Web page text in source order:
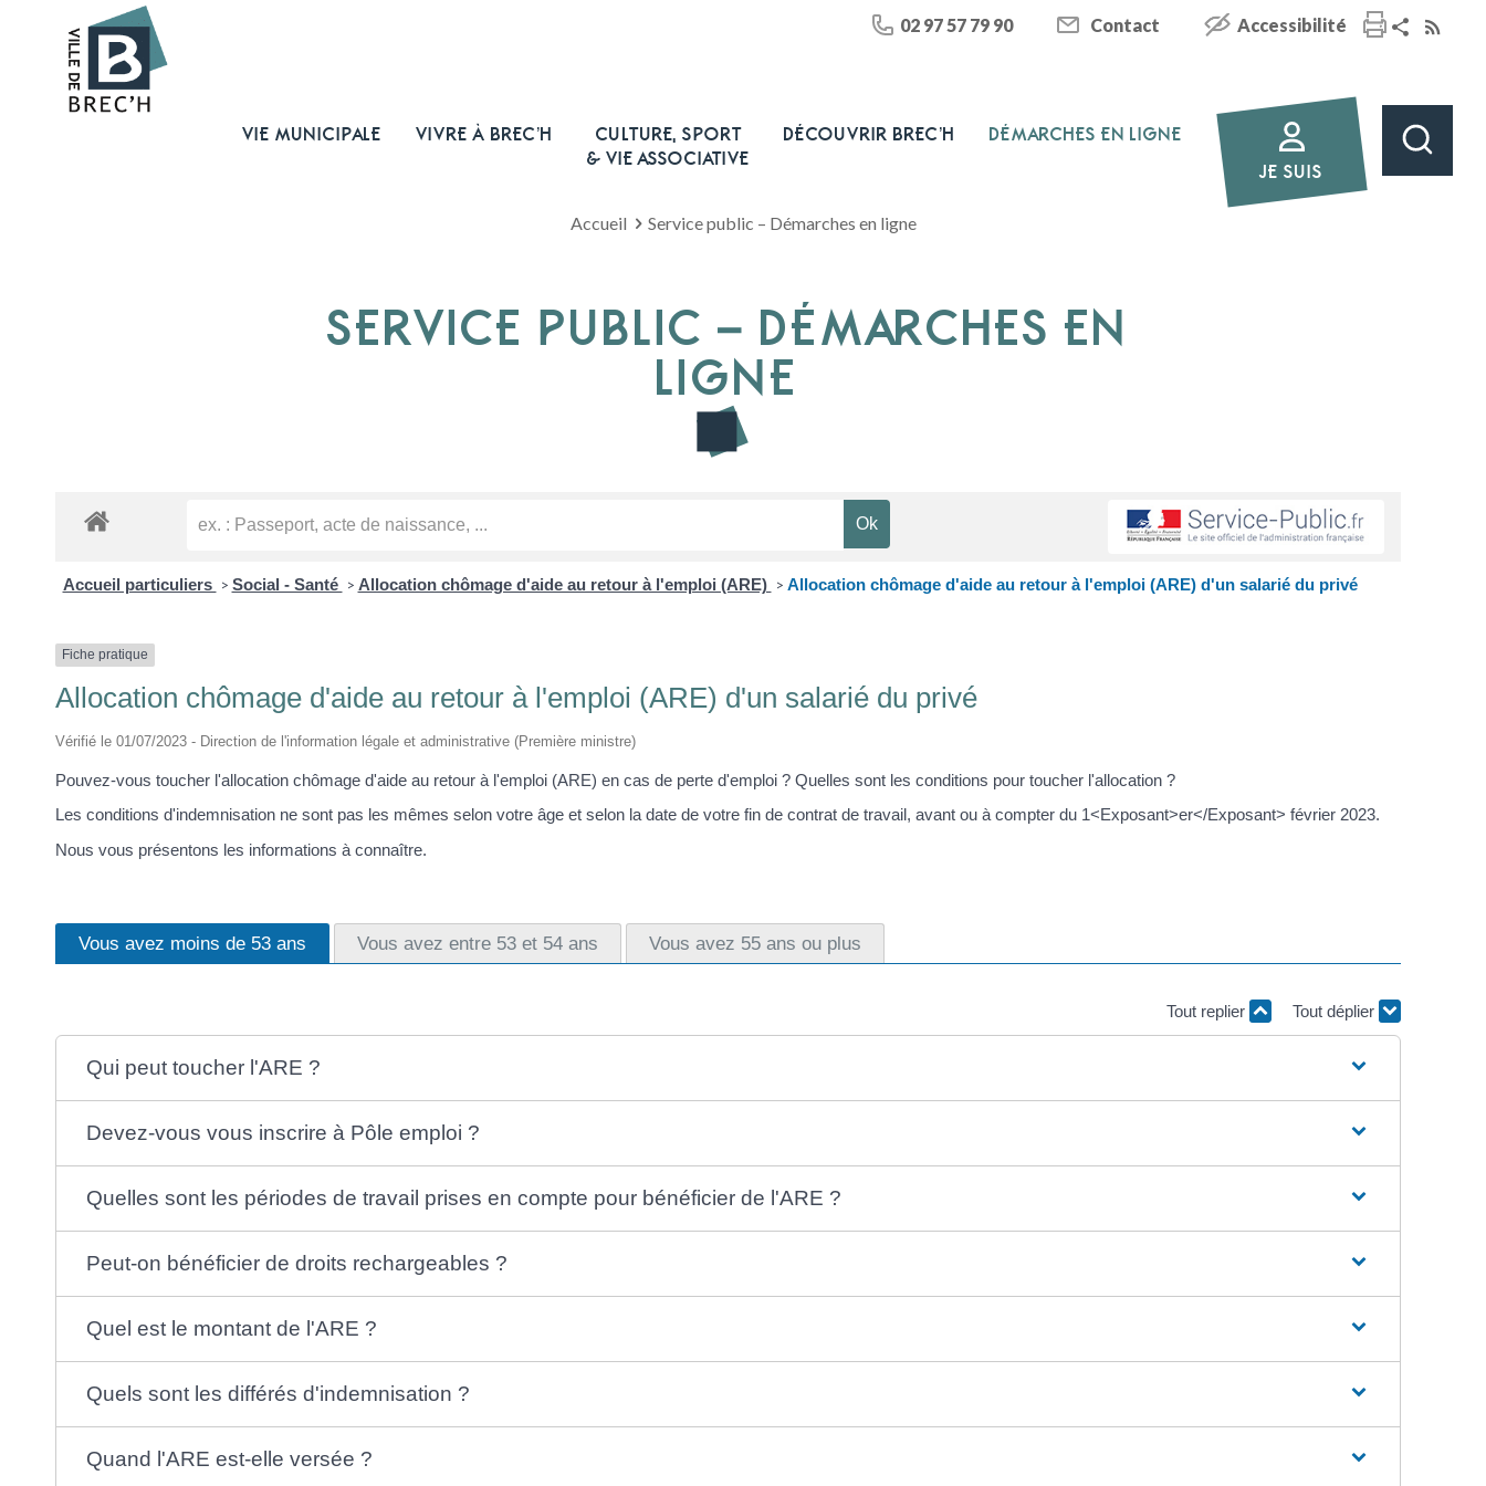
02 97 57 79 90 Contact Accessibilité
VIE MUNICIPALE VIVRE À BREC’H
CULTURE, SPORT
& VIE ASSOCIATIVE
DÉCOUVRIR BREC’H
DÉMARCHES EN LIGNE
JE SUIS
Accueil Service public – Démarches en ligne
SERVICE PUBLIC – DÉMARCHES EN
LIGNE
Accueil particuliers > Social - Santé > Allocation chômage d'aide au retour à l'emploi (ARE) > Allocation chômage d'aide au retour à l'emploi (ARE) d'un salarié du privé
Fiche pratique
Allocation chômage d'aide au retour à l'emploi (ARE) d'un salarié du privé
Vérifié le 01/07/2023 - Direction de l'information légale et administrative (Première ministre)
Pouvez-vous toucher l'allocation chômage d'aide au retour à l'emploi (ARE) en cas de perte d'emploi ? Quelles sont les conditions pour toucher l'allocation ?
Les conditions d'indemnisation ne sont pas les mêmes selon votre âge et selon la date de votre fin de contrat de travail, avant ou à compter du 1<Exposant>er</Exposant> février 2023.
Nous vous présentons les informations à connaître.
Vous avez moins de 53 ans Vous avez entre 53 et 54 ans Vous avez 55 ans ou plus
Tout replier Tout déplier
Qui peut toucher l'ARE ?
Devez-vous vous inscrire à Pôle emploi ?
Quelles sont les périodes de travail prises en compte pour bénéficier de l'ARE ?
Peut-on bénéficier de droits rechargeables ?
Quel est le montant de l'ARE ?
Quels sont les différés d'indemnisation ?
Quand l'ARE est-elle versée ?